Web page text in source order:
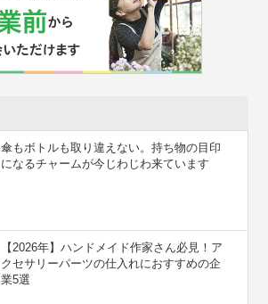
傘もボトルも取り違えない。持ち物の目印
になるチャームが今じわじわ来ています
【2026年】ハンドメイド作家さん必見！ア
クセサリーパーツの仕入れにおすすめの企
業5選